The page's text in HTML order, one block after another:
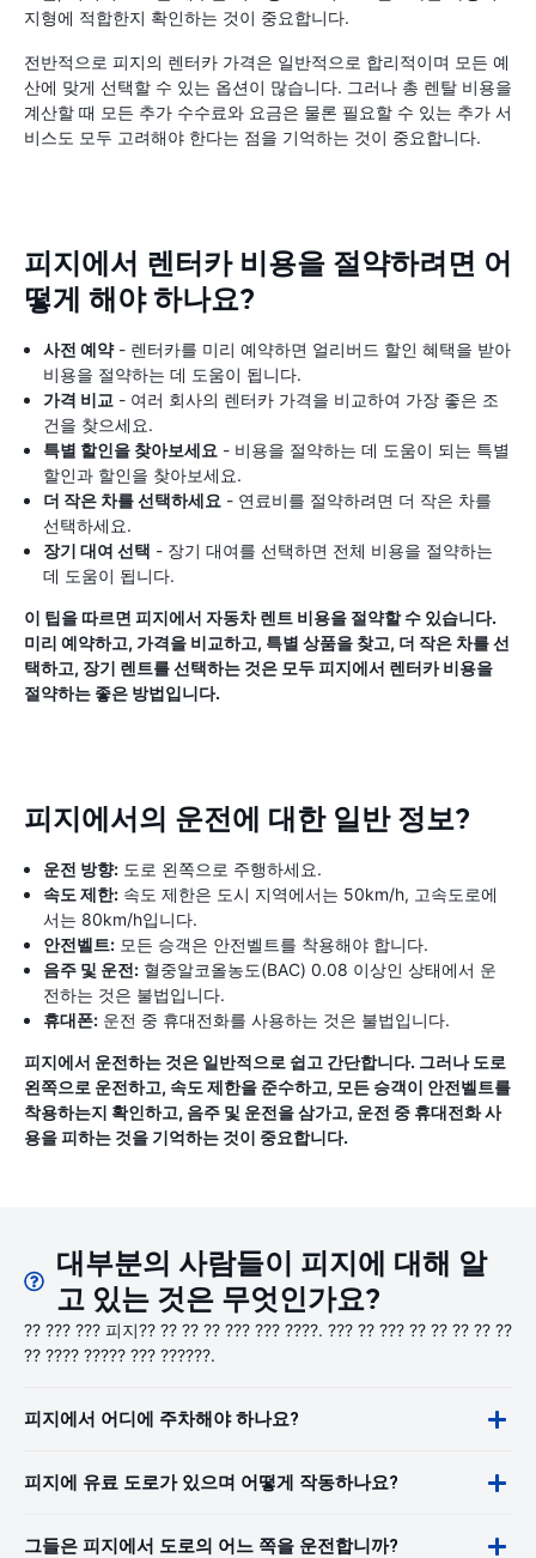
지형에 적합한지 확인하는 것이 중요합니다.
전반적으로 피지의 렌터카 가격은 일반적으로 합리적이며 모든 예
산에 맞게 선택할 수 있는 옵션이 많습니다. 그러나 총 렌탈 비용을
계산할 때 모든 추가 수수료와 요금은 물론 필요할 수 있는 추가 서
비스도 모두 고려해야 한다는 점을 기억하는 것이 중요합니다.
피지에서 렌터카 비용을 절약하려면 어
떻게 해야 하나요?
사전 예약- 렌터카를 미리 예약하면 얼리버드 할인 혜택을 받아
비용을 절약하는 데 도움이 됩니다.
가격 비교 - 여러 회사의 렌터카 가격을 비교하여 가장 좋은 조
건을 찾으세요.
특별 할인을 찾아보세요 - 비용을 절약하는 데 도움이 되는 특별
할인과 할인을 찾아보세요.
더 작은 차를 선택하세요 - 연료비를 절약하려면 더 작은 차를
선택하세요.
장기 대여 선택 - 장기 대여를 선택하면 전체 비용을 절약하는
데 도움이 됩니다.
이 팁을 따르면 피지에서 자동차 렌트 비용을 절약할 수 있습니다.
미리 예약하고, 가격을 비교하고, 특별 상품을 찾고, 더 작은 차를 선
택하고, 장기 렌트를 선택하는 것은 모두 피지에서 렌터카 비용을
절약하는 좋은 방법입니다.
피지에서의 운전에 대한 일반 정보?
운전 방향: 도로 왼쪽으로 주행하세요.
속도 제한: 속도 제한은 도시 지역에서는 50km/h, 고속도로에
서는 80km/h입니다.
안전벨트: 모든 승객은 안전벨트를 착용해야 합니다.
음주 및 운전: 혈중알코올농도(BAC) 0.08 이상인 상태에서 운
전하는 것은 불법입니다.
휴대폰: 운전 중 휴대전화를 사용하는 것은 불법입니다.
피지에서 운전하는 것은 일반적으로 쉽고 간단합니다. 그러나 도로
왼쪽으로 운전하고, 속도 제한을 준수하고, 모든 승객이 안전벨트를
착용하는지 확인하고, 음주 및 운전을 삼가고, 운전 중 휴대전화 사
용을 피하는 것을 기억하는 것이 중요합니다.
대부분의 사람들이 피지에 대해 알
고 있는 것은 무엇인가요?
?? ??? ??? 피지?? ?? ?? ?? ??? ??? ????. ??? ?? ??? ?? ?? ?? ?? ??
?? ???? ????? ??? ??????.
피지에서 어디에 주차해야 하나요?
피지에 유료 도로가 있으며 어떻게 작동하나요?
그들은 피지에서 도로의 어느 쪽을 운전합니까?